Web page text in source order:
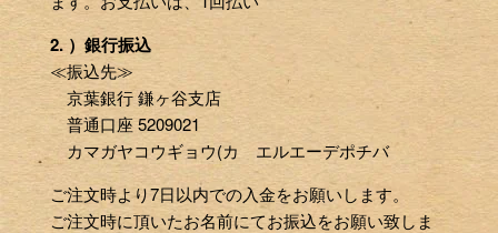
2. ）銀行振込
≪振込先≫
京葉銀行 鎌ヶ谷支店
普通口座 5209021
カマガヤコウギョウ(カ エルエーデポチバ
ご注文時より7日以内での入金をお願いします。
ご注文時に頂いたお名前にてお振込をお願い致しま